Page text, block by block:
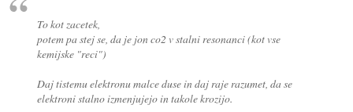
To kot zacetek,
potem pa stej se, da je jon co2 v stalni resonanci (kot vse
kemijske "reci")
Daj tistemu elektronu malce duse in daj raje razumet, da se
elektroni stalno izmenjujejo in takole krozijo.